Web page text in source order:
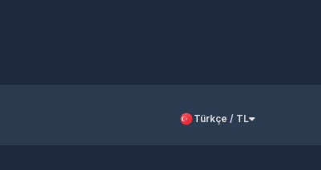
Türkçe / TL